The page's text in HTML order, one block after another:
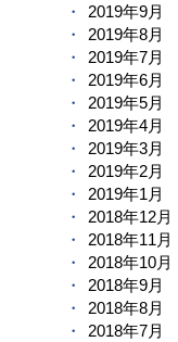
2019年9月
2019年8月
2019年7月
2019年6月
2019年5月
2019年4月
2019年3月
2019年2月
2019年1月
2018年12月
2018年11月
2018年10月
2018年9月
2018年8月
2018年7月